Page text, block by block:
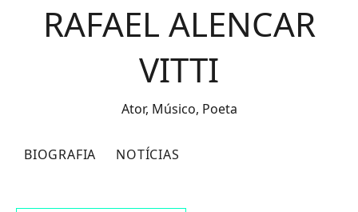
RAFAEL ALENCAR
VITTI
Ator, Músico, Poeta
BIOGRAFIA NOTÍCIAS